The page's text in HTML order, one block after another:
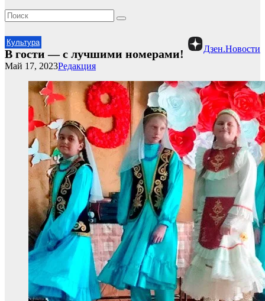
Культура
Дзен.Новости
В гости — с лучшими номерами!
Редакция
Май 17, 2023